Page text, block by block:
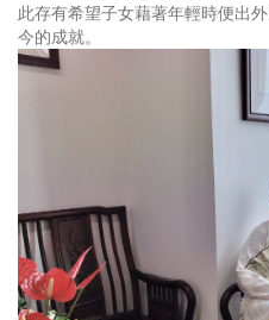
此存有希望子女藉著年輕時便出
今的成就。